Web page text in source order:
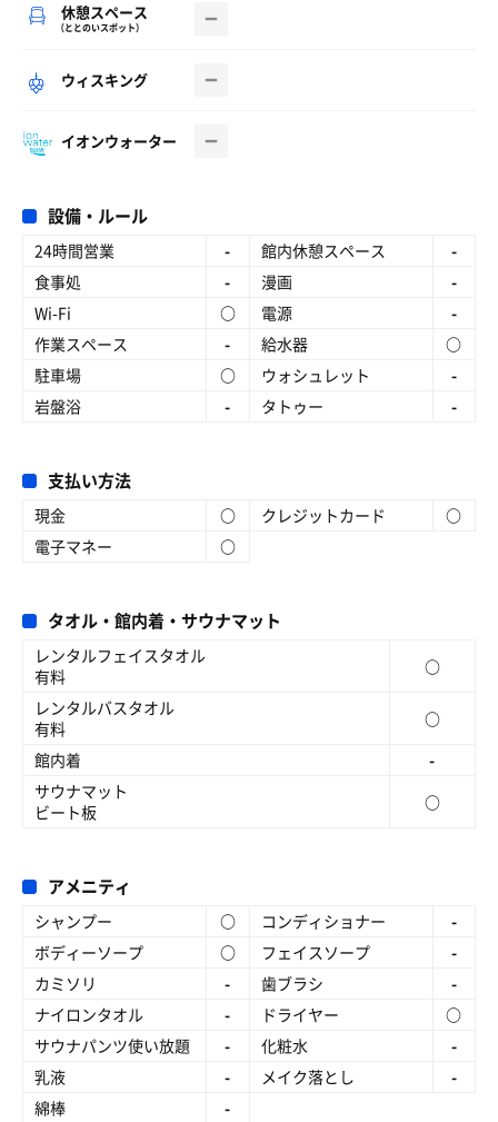
休憩スペース
（ととのいスポット）
ウィスキング
イオンウォーター
設備・ルール
24時間営業 - 館内休憩スペース
-
食事処
- 漫画
-
Wi-Fi
○ 電源
-
作業スペース
- 給水器
○
駐車場
○ ウォシュレット
-
岩盤浴
- タトゥー -
支払い方法
現金 ○ クレジットカード
○
電子マネー
○
タオル・館内着・サウナマット
レンタルフェイスタオル
有料
○
レンタルバスタオル
有料
○
館内着
-
サウナマット
ビート板
○
アメニティ
シャンプー ○ コンディショナー
-
ボディーソープ
○ フェイスソープ
-
カミソリ
- 歯ブラシ
-
ナイロンタオル
- ドライヤー
○
サウナパンツ使い放題
- 化粧水
-
乳液
- メイク落とし
-
綿棒
-